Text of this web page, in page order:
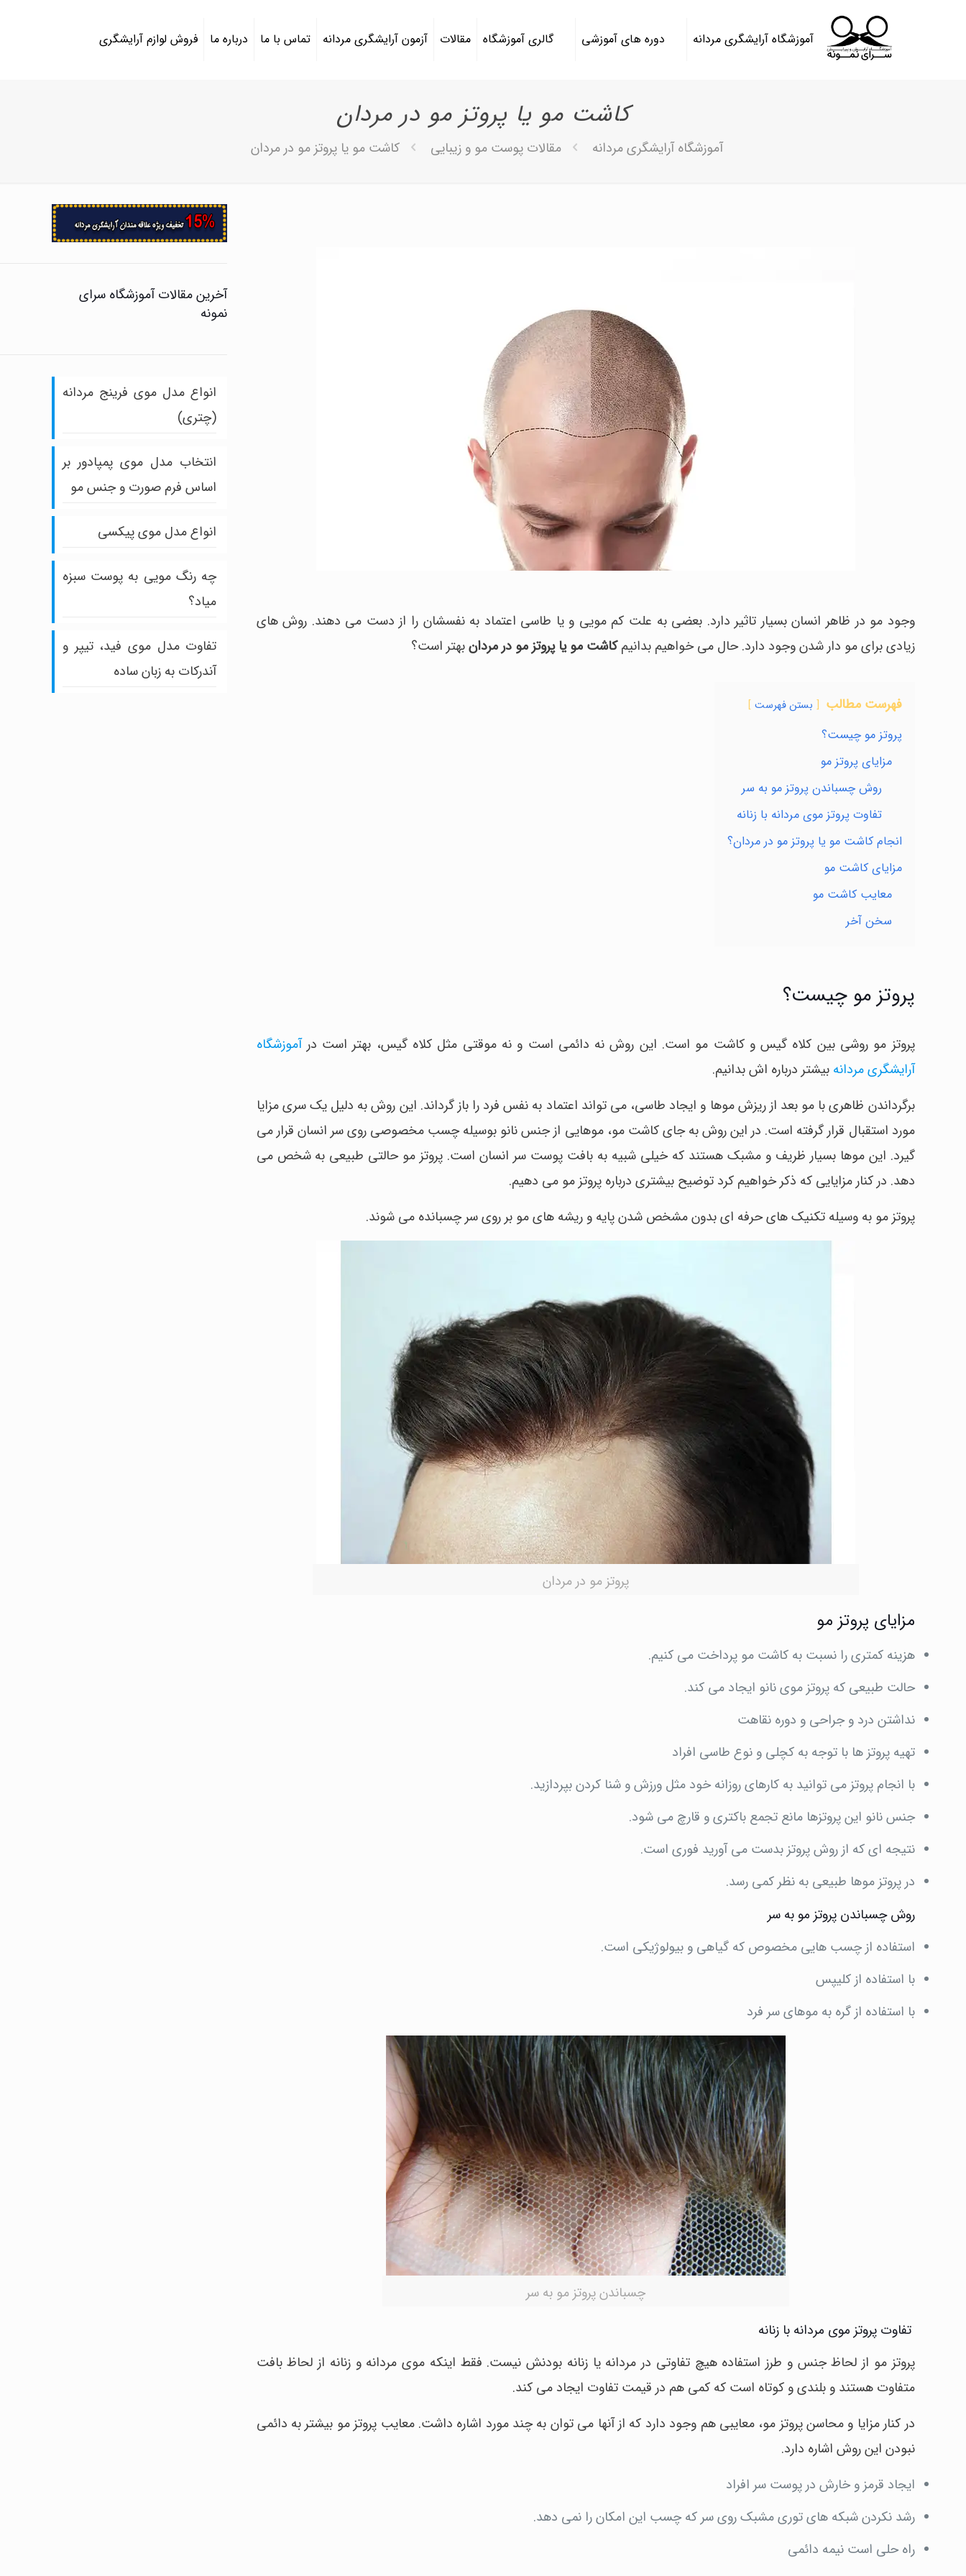
آموزشگاه آرایشگری مردانه دوره های آموزشی گالری آموزشگاه مقالات آزمون آرایشگری مردانه تماس با ما درباره ما فروش لوازم آرایشگری
کاشت مو یا پروتز مو در مردان
آموزشگاه آرایشگری مردانه مقالات پوست مو و زیبایی کاشت مو یا پروتز مو در مردان
وجود مو در ظاهر انسان بسیار تاثیر دارد. بعضی به علت کم مویی و یا طاسی اعتماد به نفسشان را از دست می دهند. روش های
زیادی برای مو دار شدن وجود دارد. حال می خواهیم بدانیمکاشت مو یا پروتز مو در مردانبهتر است؟
فهرست مطالب بستن فهرست
پروتز مو چیست؟
مزایای پروتز مو
روش چسباندن پروتز مو به سر
تفاوت پروتز موی مردانه با زنانه
انجام کاشت مو یا پروتز مو در مردان؟
مزایای کاشت مو
معایب کاشت مو
سخن آخر
پروتز مو چیست؟
پروتز مو روشی بین کلاه گیس و کاشت مو است. این روش نه دائمی است و نه موقتی مثل کلاه گیس، بهتر است درآموزشگاه
آرایشگری مردانه بیشتر درباره اش بدانیم.
برگرداندن ظاهری با مو بعد از ریزش موها و ایجاد طاسی، می تواند اعتماد به نفس فرد را باز گرداند. این روش به دلیل یک سری مزایا
مورد استقبال قرار گرفته است. در این روش به جای کاشت مو، موهایی از جنس نانو بوسیله چسب مخصوصی روی سر انسان قرار می
گیرد. این موها بسیار ظریف و مشبک هستند که خیلی شبیه به بافت پوست سر انسان است. پروتز مو حالتی طبیعی به شخص می
دهد. در کنار مزایایی که ذکر خواهیم کرد توضیح بیشتری درباره پروتز مو می دهیم.
پروتز مو به وسیله تکنیک های حرفه ای بدون مشخص شدن پایه و ریشه های مو بر روی سر چسبانده می شوند.
پروتز مو در مردان
مزایای پروتز مو
هزینه کمتری را نسبت به کاشت مو پرداخت می کنیم.
حالت طبیعی که پروتز موی نانو ایجاد می کند.
نداشتن درد و جراحی و دوره نقاهت
تهیه پروتز ها با توجه به کچلی و نوع طاسی افراد
با انجام پروتز می توانید به کارهای روزانه خود مثل ورزش و شنا کردن بپردازید.
جنس نانو این پروتزها مانع تجمع باکتری و قارچ می شود.
نتیجه ای که از روش پروتز بدست می آورید فوری است.
در پروتز موها طبیعی به نظر کمی رسد.
روش چسباندن پروتز مو به سر
استفاده از چسب هایی مخصوص که گیاهی و بیولوژیکی است.
با استفاده از کلیپس
با استفاده از گره به موهای سر فرد
چسباندن پروتز مو به سر
تفاوت پروتز موی مردانه با زنانه
پروتز مو از لحاظ جنس و طرز استفاده هیچ تفاوتی در مردانه یا زنانه بودنش نیست. فقط اینکه موی مردانه و زنانه از لحاظ بافت
متفاوت هستند و بلندی و کوتاه است که کمی هم در قیمت تفاوت ایجاد می کند.
در کنار مزایا و محاسن پروتز مو، معایبی هم وجود دارد که از آنها می توان به چند مورد اشاره داشت. معایب پروتز مو بیشتر به دائمی
نبودن این روش اشاره دارد.
ایجاد قرمز و خارش در پوست سر افراد
رشد نکردن شبکه های توری مشبک روی سر که چسب این امکان را نمی دهد.
راه حلی است نیمه دائمی
آخرین مقالات آموزشگاه سرای
نمونه
انواع مدل موی فرینج مردانه
(چتری)
انتخاب مدل موی پمپادور بر
اساس فرم صورت و جنس مو
انواع مدل موی پیکسی
چه رنگ مویی به پوست سبزه
میاد؟
تفاوت مدل موی فید، تیپر و
آندرکات به زبان ساده